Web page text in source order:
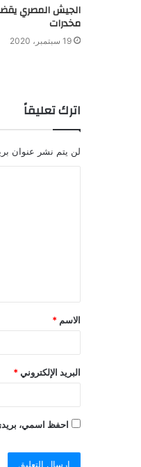
مخدرات
19 سبتمبر، 2020
اترك تعليقاً
لن يتم نشر عنوان
الاسم *
البريد الإلكتروني *
احفظ اسمي، بريدي